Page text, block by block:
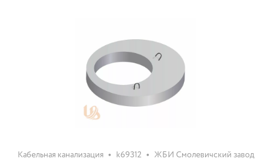
Кабельная канализация • k69312 • ЖБИ Смолевичский завод